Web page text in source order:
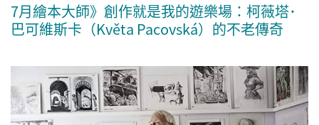
7月繪本大師》創作就是我的遊樂場：柯薇塔･
巴可維斯卡（Květa Pacovská）的不老傳奇